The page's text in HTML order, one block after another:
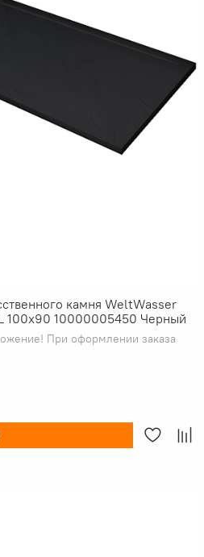
камня WeltWasser
100x90 10000005450 Черный
При оформлении заказа